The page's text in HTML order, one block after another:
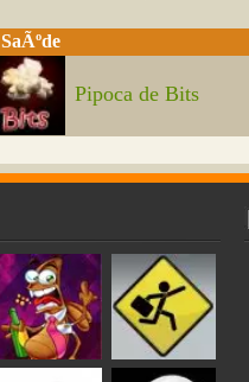
SaÃºde
Pipoca de Bits